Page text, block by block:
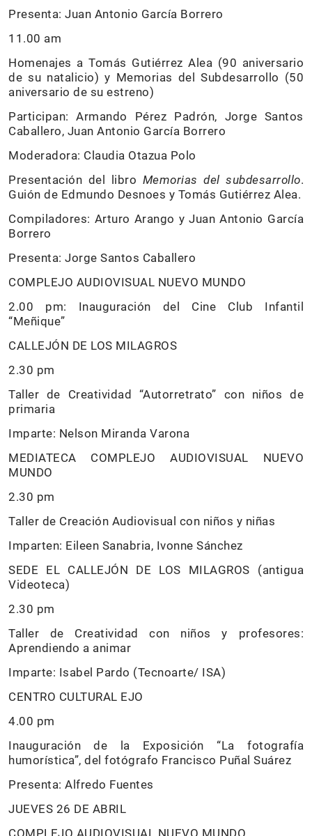
Presenta: Juan Antonio García Borrero
11.00 am
Homenajes a Tomás Gutiérrez Alea (90 aniversario
de su natalicio) y Memorias del Subdesarrollo (50
aniversario de su estreno)
Participan: Armando Pérez Padrón, Jorge Santos
Caballero, Juan Antonio García Borrero
Moderadora: Claudia Otazua Polo
Presentación del libro Memorias del subdesarrollo.
Guión de Edmundo Desnoes y Tomás Gutiérrez Alea.
Compiladores: Arturo Arango y Juan Antonio García
Borrero
Presenta: Jorge Santos Caballero
COMPLEJO AUDIOVISUAL NUEVO MUNDO
2.00 pm: Inauguración del Cine Club Infantil
“Meñique”
CALLEJÓN DE LOS MILAGROS
2.30 pm
Taller de Creatividad “Autorretrato” con niños de
primaria
Imparte: Nelson Miranda Varona
MEDIATECA COMPLEJO AUDIOVISUAL NUEVO
MUNDO
2.30 pm
Taller de Creación Audiovisual con niños y niñas
Imparten: Eileen Sanabria, Ivonne Sánchez
SEDE EL CALLEJÓN DE LOS MILAGROS (antigua
Videoteca)
2.30 pm
Taller de Creatividad con niños y profesores:
Aprendiendo a animar
Imparte: Isabel Pardo (Tecnoarte/ ISA)
CENTRO CULTURAL EJO
4.00 pm
Inauguración de la Exposición “La fotografía
humorística”, del fotógrafo Francisco Puñal Suárez
Presenta: Alfredo Fuentes
JUEVES 26 DE ABRIL
COMPLEJO AUDIOVISUAL NUEVO MUNDO